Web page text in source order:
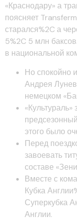
«Краснодару» а
поясняет
старался%2C а
5%2C 5 млн
в национальной
Но спокойно
Андрея
немецком
этого было
Перед
завоевать
составе
Вместе с
Кубка
Суперкубка
Англии.